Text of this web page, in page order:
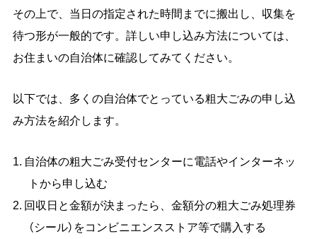
その上で、当日の指定された時間までに搬出し、収集を
待つ形が一般的です。詳しい申し込み方法については、
お住まいの自治体に確認してみてください。
以下では、多くの自治体でとっている粗大ごみの申し込
み方法を紹介します。
自治体の粗大ごみ受付センターに電話やインターネッ
トから申し込む
回収日と金額が決まったら、金額分の粗大ごみ処理券
（シール）をコンビニエンスストア等で購入する